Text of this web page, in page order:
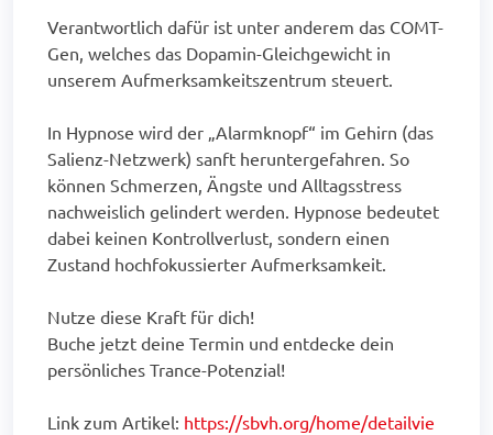
Verantwortlich dafür ist unter anderem das COMT-
Gen, welches das Dopamin-Gleichgewicht in
unserem Aufmerksamkeitszentrum steuert.
In Hypnose wird der „Alarmknopf“ im Gehirn (das
Salienz-Netzwerk) sanft heruntergefahren. So
können Schmerzen, Ängste und Alltagsstress
nachweislich gelindert werden. Hypnose bedeutet
dabei keinen Kontrollverlust, sondern einen
Zustand hochfokussierter Aufmerksamkeit.
Nutze diese Kraft für dich!
Buche jetzt deine Termin und entdecke dein
persönliches Trance-Potenzial!
Link zum Artikel: https://sbvh.org/home/detailvie